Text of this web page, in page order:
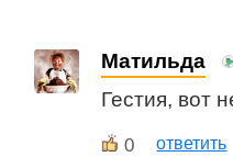
Матильда
Гестия, вот
0 ответить